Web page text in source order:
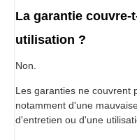
La garantie couvre-
utilisation ?
Non.
Les garanties ne couvrent
notamment d'une
d'entretien ou d'une